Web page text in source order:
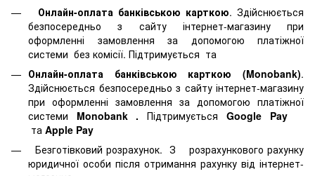
Онлайн-оплата банківською карткою. Здійснюється
безпосередньо з сайту інтернет-магазину при
оформленні замовлення за допомогою платіжної
системи без комісії. Підтримується та
Онлайн-оплата банківською карткою (Monobank).
Здійснюється безпосередньо з сайту інтернет-магазину
при оформленні замовлення за допомогою платіжної
системи Monobank .Підтримується Google Pay
та Apple Pay
Безготівковий розрахунок. З розрахункового рахунку
юридичної особи після отримання рахунку від інтернет-